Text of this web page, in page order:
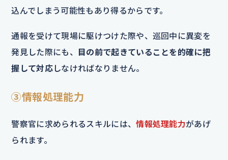
込んでしまう可能性もあり得るからです。
通報を受けて現場に駆けつけた際や、巡回中に異変を
発見した際にも、
目の前で起きていることを的確に把
握して対応 しなければなりません。
③情報処理能力
警察官に求められるスキルには、情報処理能力があげ
られます。